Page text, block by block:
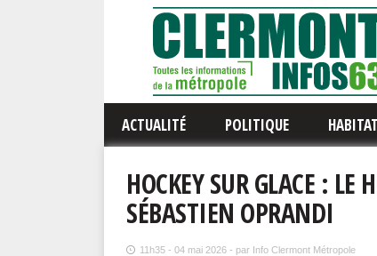
ACTUALITÉ POLITIQUE HABITAT
HOCKEY SUR GLACE : LE
SÉBASTIEN OPRANDI
11h35 - 04 mai 2026 - par Info Clermont Métropole